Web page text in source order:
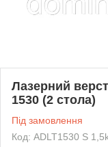
Лазерний
1530 (2 стола)
Під замовлення
Код: ADLT1530 S